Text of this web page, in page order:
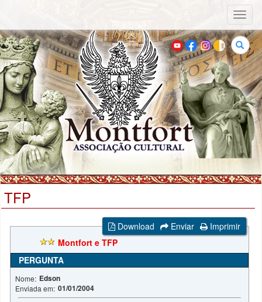
Buscar
TFP
Download Enviar
Imprimir
Montfort e TFP
PERGUNTA
Nome: Edson
Enviada em: 01/01/2004